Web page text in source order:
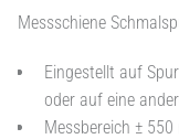
Messschiene
Eingestellt auf
oder auf eine
Messbereich ± 550